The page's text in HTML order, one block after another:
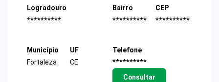
Logradouro
**********
Bairro
**********
CEP
**********
Município
Fortaleza
UF
CE
Telefone
**********
Consultar